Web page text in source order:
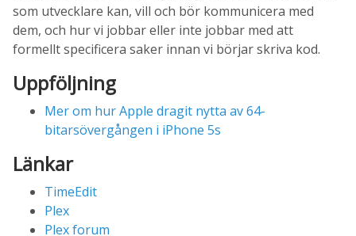
som utvecklare kan, vill och bör kommunicera med
dem, och hur vi jobbar eller inte jobbar med att
formellt specificera saker innan vi börjar skriva kod.
Uppföljning
Mer om hur Apple dragit nytta av 64-
bitarsövergången i iPhone 5s
Länkar
TimeEdit
Plex
Plex forum